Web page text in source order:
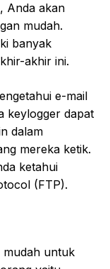
Anda akan
mudah.
banyak
akhir ini.
e-mail
keylogger dapat
dalam
mereka ketik.
ketahui
(FTP).
mudah untuk